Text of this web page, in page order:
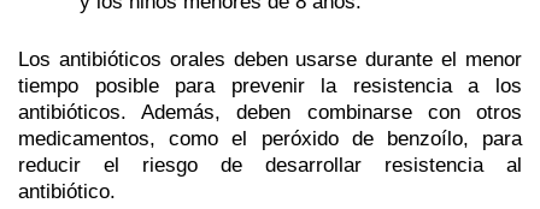
Los antibióticos orales deben usarse durante el menor
tiempo posible para prevenir la resistencia a los
antibióticos. Además, deben combinarse con otros
medicamentos, como el peróxido de benzoílo, para
reducir el riesgo de desarrollar resistencia al
antibiótico.